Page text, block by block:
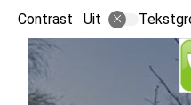
Contrast Uit